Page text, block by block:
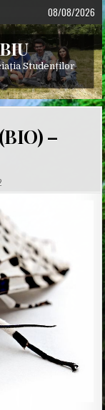
08/08/2026
Studenților
–